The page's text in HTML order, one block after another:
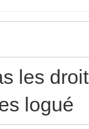
les
logué